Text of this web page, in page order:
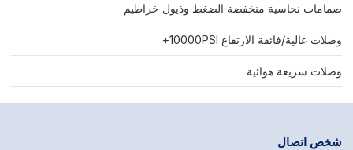
صمامات نحاسية منخفضة الضغط وذيول خراطيم
وصلات عالية/فائقة الارتفاع 10000PSI+
وصلات سريعة هوائية
شخص اتصال